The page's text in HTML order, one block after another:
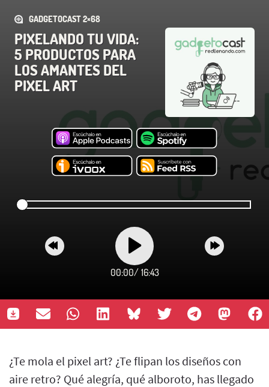
GADGETOCAST 2×68
PIXELANDO TU VIDA:
5 PRODUCTOS PARA
LOS AMANTES DEL
PIXEL ART
00:00/ 16:43
¿Te mola el pixel art? ¿Te flipan los diseños con
aire retro? Qué alegría, qué alboroto, has llegado